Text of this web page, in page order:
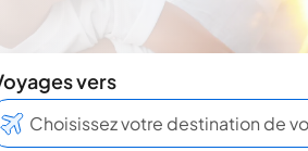
Voyages vers